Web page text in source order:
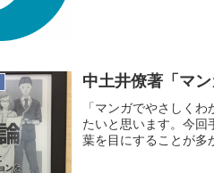
中土井僚著「マ
「マンガでやさしく
たいと思います。今回
葉を目にすることが多